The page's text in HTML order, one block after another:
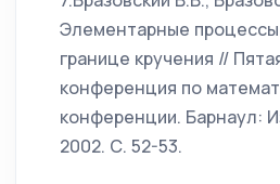
Элементарные процессы
границе кручения //
конференция по
конференции. Барнаул:
2002. С. 52-53.